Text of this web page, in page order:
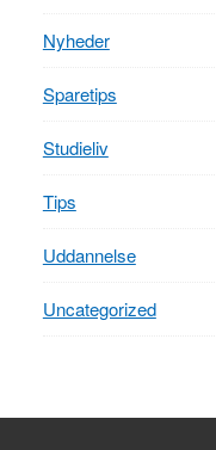
Nyheder
Sparetips
Studieliv
Tips
Uddannelse
Uncategorized